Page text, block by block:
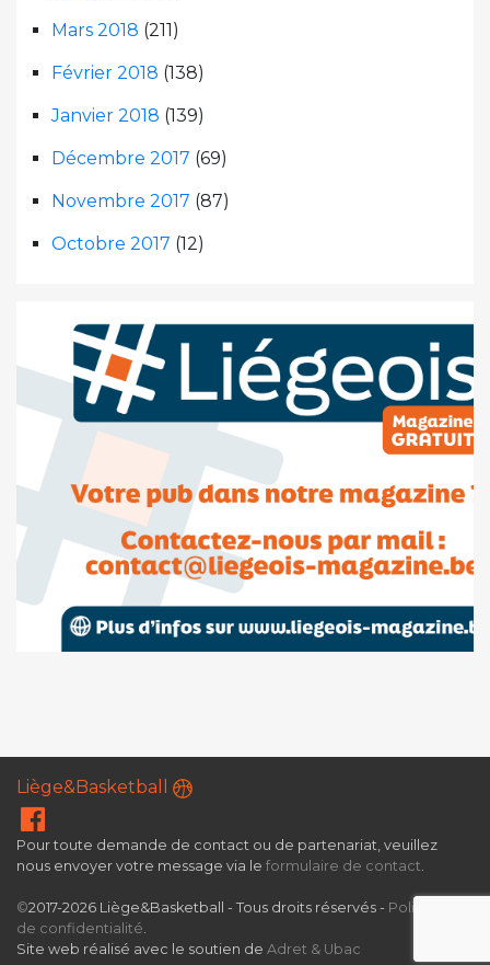
Mars 2018 (211)
Février 2018 (138)
Janvier 2018 (139)
Décembre 2017 (69)
Novembre 2017 (87)
Octobre 2017 (12)
Liège&Basketball
Pour toute demande de contact ou de partenariat, veuillez
nous envoyer votre message via le formulaire de contact.
©2017-2026 Liège&Basketball - Tous droits réservés - Politique
de confidentialité.
Site web réalisé avec le soutien de Adret & Ubac